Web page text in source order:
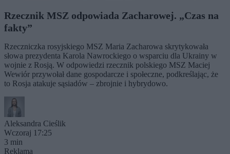
Rzecznik MSZ odpowiada Zacharowej. „Czas na
fakty”
Rzeczniczka rosyjskiego MSZ Maria Zacharowa skrytykowała
słowa prezydenta Karola Nawrockiego o wsparciu dla Ukrainy w
wojnie z Rosją. W odpowiedzi rzecznik polskiego MSZ Maciej
Wewiór przywołał dane gospodarcze i społeczne, podkreślając, że
to Rosja atakuje sąsiadów – zbrojnie i hybrydowo.
Aleksandra Cieślik
Wczoraj 17:25
3 min
Reklama